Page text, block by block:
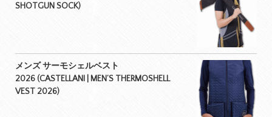
SHOTGUN SOCK)
メンズ サーモシェルベスト
2026 (CASTELLANI | MEN’S THERMOSHELL
VEST 2026)